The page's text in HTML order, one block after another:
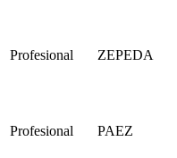
Profesional ZEPEDA
Profesional PAEZ